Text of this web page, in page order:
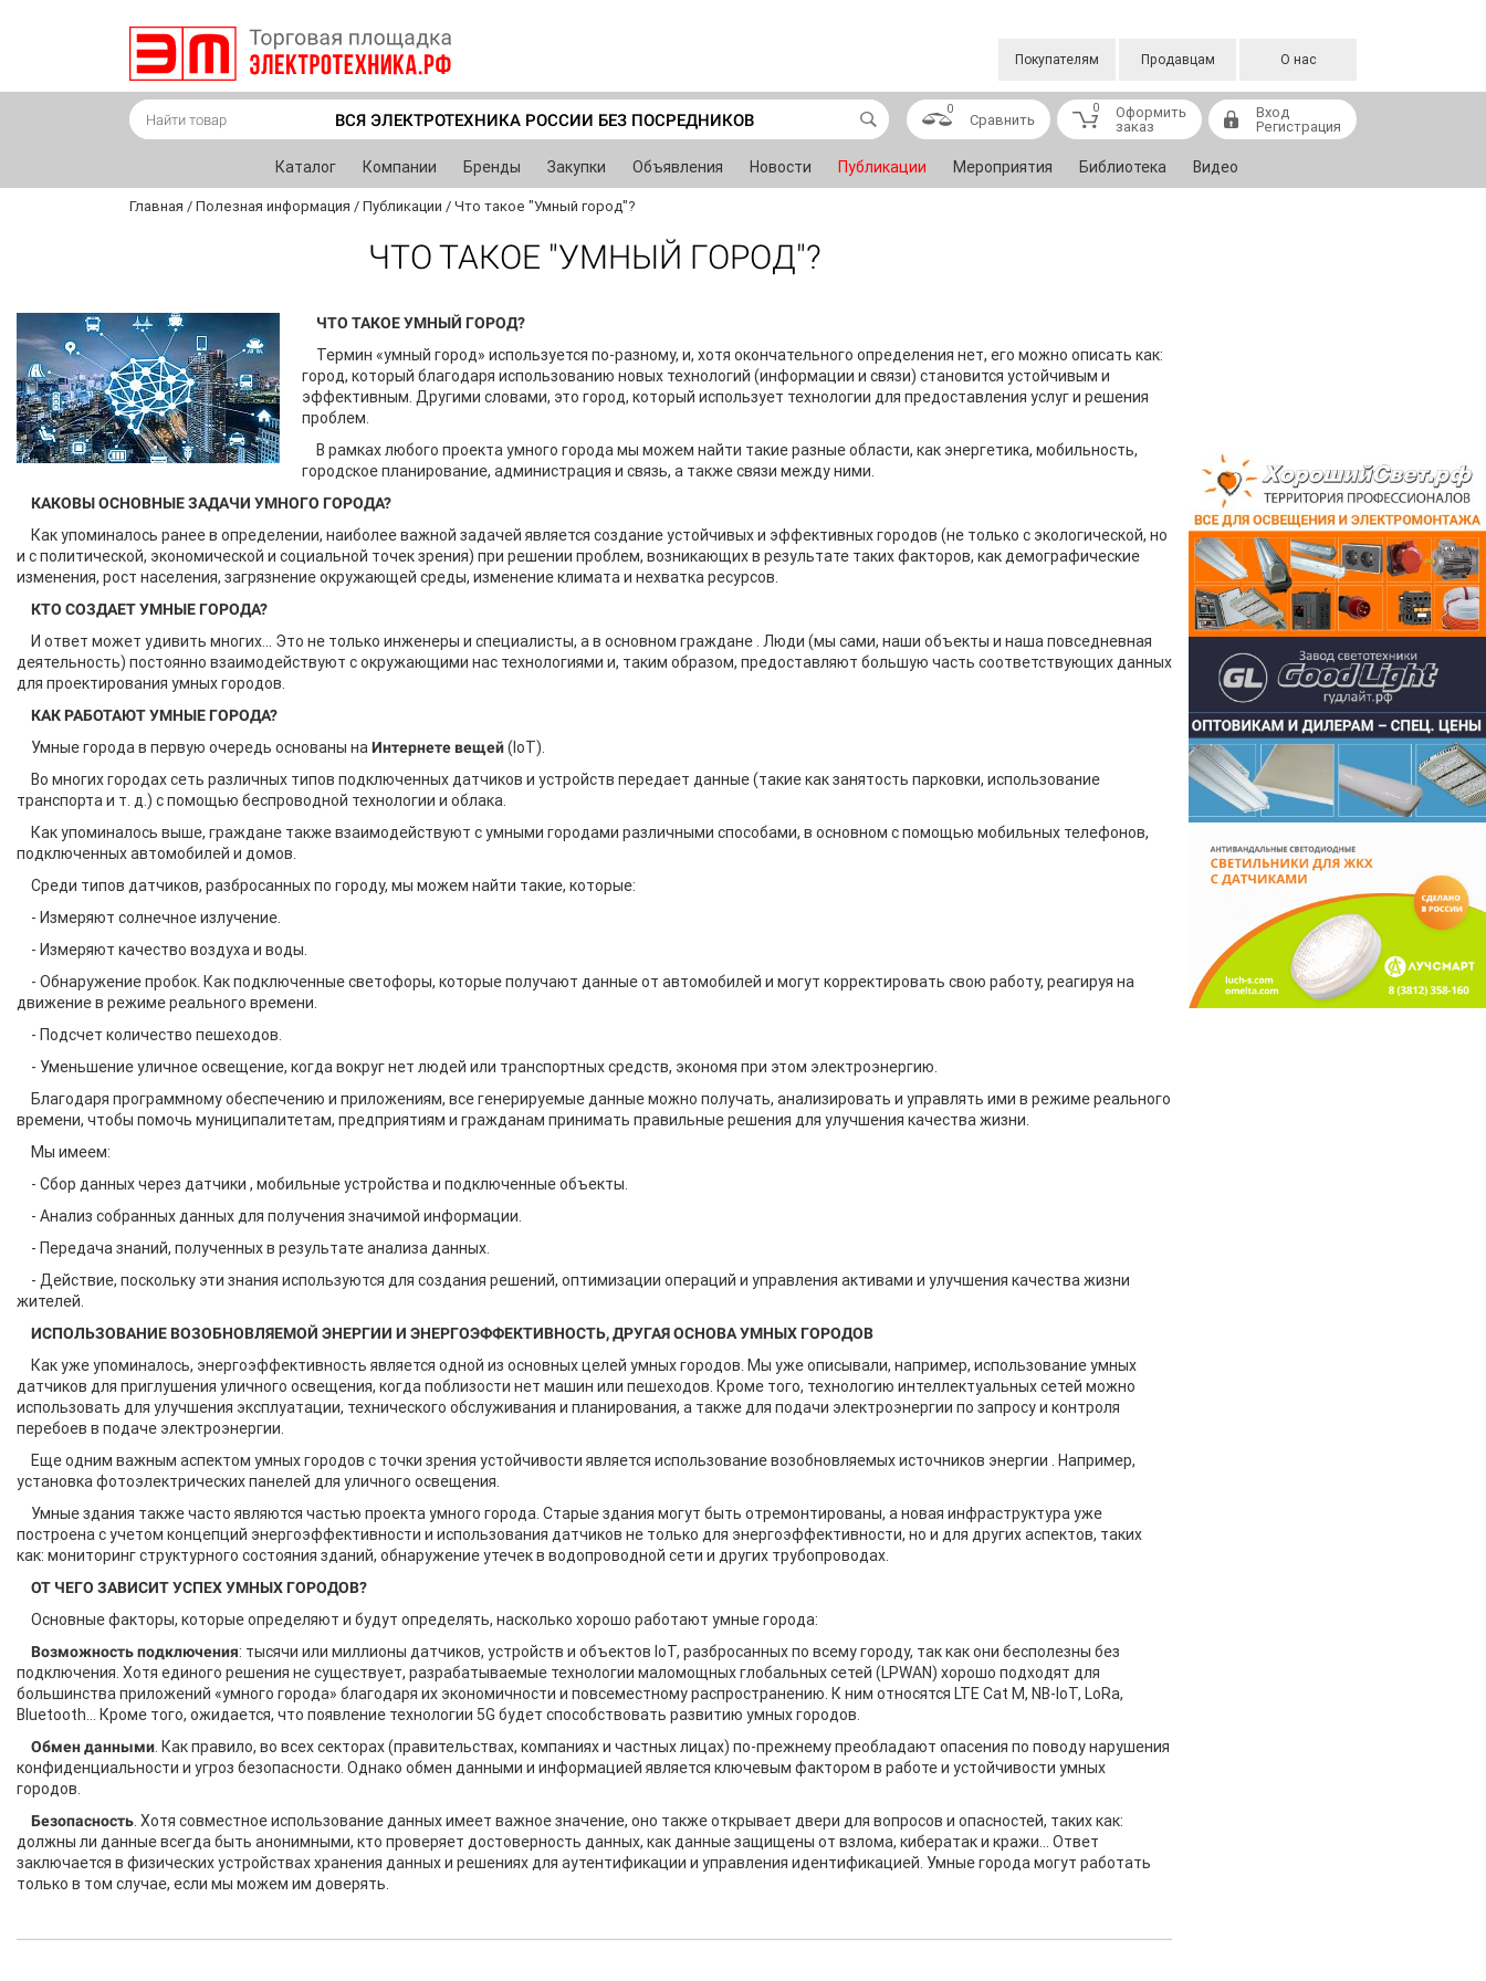
Покупателям Продавцам О нас
ВСЯ ЭЛЕКТРОТЕХНИКА РОССИИ БЕЗ ПОСРЕДНИКОВ
0
Сравнить
0
Оформить
заказ
Вход
Регистрация
Каталог Компании Бренды Закупки Объявления Новости Публикации Мероприятия Библиотека Видео
Главная / Полезная информация / Публикации / Что такое "Умный город"?
ЧТО ТАКОЕ "УМНЫЙ ГОРОД"?
ЧТО ТАКОЕ УМНЫЙ ГОРОД?
Термин «умный город» используется по-разному, и, хотя окончательного определения нет, его можно описать как:
город, который благодаря использованию новых технологий (информации и связи) становится устойчивым и
эффективным. Другими словами, это город, который использует технологии для предоставления услуг и решения
проблем.
В рамках любого проекта умного города мы можем найти такие разные области, как энергетика, мобильность,
городское планирование, администрация и связь, а также связи между ними.
КАКОВЫ ОСНОВНЫЕ ЗАДАЧИ УМНОГО ГОРОДА?
Как упоминалось ранее в определении, наиболее важной задачей является создание устойчивых и эффективных городов (не только с экологической, но
и с политической, экономической и социальной точек зрения) при решении проблем, возникающих в результате таких факторов, как демографические
изменения, рост населения, загрязнение окружающей среды, изменение климата и нехватка ресурсов.
КТО СОЗДАЕТ УМНЫЕ ГОРОДА?
И ответ может удивить многих... Это не только инженеры и специалисты, а в основном граждане . Люди (мы сами, наши объекты и наша повседневная
деятельность) постоянно взаимодействуют с окружающими нас технологиями и, таким образом, предоставляют большую часть соответствующих данных
для проектирования умных городов.
КАК РАБОТАЮТ УМНЫЕ ГОРОДА?
Умные города в первую очередь основаны на Интернете вещей(IoT).
Во многих городах сеть различных типов подключенных датчиков и устройств передает данные (такие как занятость парковки, использование
транспорта и т. д.) с помощью беспроводной технологии и облака.
Как упоминалось выше, граждане также взаимодействуют с умными городами различными способами, в основном с помощью мобильных телефонов,
подключенных автомобилей и домов.
Среди типов датчиков, разбросанных по городу, мы можем найти такие, которые:
- Измеряют солнечное излучение.
- Измеряют качество воздуха и воды.
- Обнаружение пробок. Как подключенные светофоры, которые получают данные от автомобилей и могут корректировать свою работу, реагируя на
движение в режиме реального времени.
- Подсчет количество пешеходов.
- Уменьшение уличное освещение, когда вокруг нет людей или транспортных средств, экономя при этом электроэнергию.
Благодаря программному обеспечению и приложениям, все генерируемые данные можно получать, анализировать и управлять ими в режиме реального
времени, чтобы помочь муниципалитетам, предприятиям и гражданам принимать правильные решения для улучшения качества жизни.
Мы имеем:
- Сбор данных через датчики , мобильные устройства и подключенные объекты.
- Анализ собранных данных для получения значимой информации.
- Передача знаний, полученных в результате анализа данных.
- Действие, поскольку эти знания используются для создания решений, оптимизации операций и управления активами и улучшения качества жизни
жителей.
ИСПОЛЬЗОВАНИЕ ВОЗОБНОВЛЯЕМОЙ ЭНЕРГИИ И ЭНЕРГОЭФФЕКТИВНОСТЬ, ДРУГАЯ ОСНОВА УМНЫХ ГОРОДОВ
Как уже упоминалось, энергоэффективность является одной из основных целей умных городов. Мы уже описывали, например, использование умных
датчиков для приглушения уличного освещения, когда поблизости нет машин или пешеходов. Кроме того, технологию интеллектуальных сетей можно
использовать для улучшения эксплуатации, технического обслуживания и планирования, а также для подачи электроэнергии по запросу и контроля
перебоев в подаче электроэнергии.
Еще одним важным аспектом умных городов с точки зрения устойчивости является использование возобновляемых источников энергии . Например,
установка фотоэлектрических панелей для уличного освещения.
Умные здания также часто являются частью проекта умного города. Старые здания могут быть отремонтированы, а новая инфраструктура уже
построена с учетом концепций энергоэффективности и использования датчиков не только для энергоэффективности, но и для других аспектов, таких
как: мониторинг структурного состояния зданий, обнаружение утечек в водопроводной сети и других трубопроводах.
ОТ ЧЕГО ЗАВИСИТ УСПЕХ УМНЫХ ГОРОДОВ?
Основные факторы, которые определяют и будут определять, насколько хорошо работают умные города:
Возможность подключения: тысячи или миллионы датчиков, устройств и объектов IoT, разбросанных по всему городу, так как они бесполезны без
подключения. Хотя единого решения не существует, разрабатываемые технологии маломощных глобальных сетей (LPWAN) хорошо подходят для
большинства приложений «умного города» благодаря их экономичности и повсеместному распространению. К ним относятся LTE Cat M, NB-IoT, LoRa,
Bluetooth... Кроме того, ожидается, что появление технологии 5G будет способствовать развитию умных городов.
Обмен данными . Как правило, во всех секторах (правительствах, компаниях и частных лицах) по-прежнему преобладают опасения по поводу нарушения
конфиденциальности и угроз безопасности. Однако обмен данными и информацией является ключевым фактором в работе и устойчивости умных
городов.
Безопасность . Хотя совместное использование данных имеет важное значение, оно также открывает двери для вопросов и опасностей, таких как:
должны ли данные всегда быть анонимными, кто проверяет достоверность данных, как данные защищены от взлома, кибератак и кражи... Ответ
заключается в физических устройствах хранения данных и решениях для аутентификации и управления идентификацией. Умные города могут работать
только в том случае, если мы можем им доверять.